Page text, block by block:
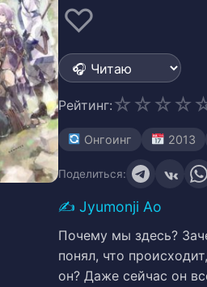
♡
Рейтинг: ☆ ☆ ☆ ☆
Онгоинг 2013
Поделиться:
✍️ Jyumonji Ao
Почему мы здесь?
понял, что
он? Даже сейчас он